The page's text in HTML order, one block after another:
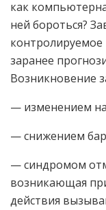
как
ней бороться?
контролируемое
заранее
Возникновение
— изменением
— снижением
— синдромом
возникающая
действия